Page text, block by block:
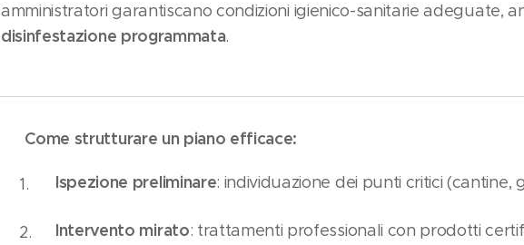
amministratori garantiscano condizioni igienico-sanitarie adeguate,
disinfestazione programmata.
Come strutturare un piano efficace:
Ispezione preliminare: individuazione dei punti critici (cantine,
Intervento mirato: trattamenti professionali con prodotti